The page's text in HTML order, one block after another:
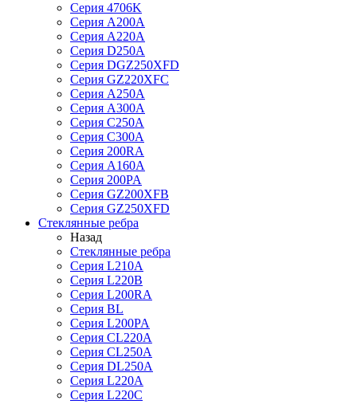
Серия 4706K
Серия A200A
Серия A220A
Серия D250A
Серия DGZ250XFD
Серия GZ220XFC
Серия А250А
Серия А300А
Серия С250A
Серия С300A
Серия 200RA
Серия А160A
Серия 200PA
Серия GZ200XFB
Серия GZ250XFD
Стеклянные ребра
Назад
Стеклянные ребра
Серия L210А
Серия L220В
Серия L200RA
Серия BL
Серия L200PA
Серия CL220A
Серия CL250A
Серия DL250A
Серия L220A
Серия L220C